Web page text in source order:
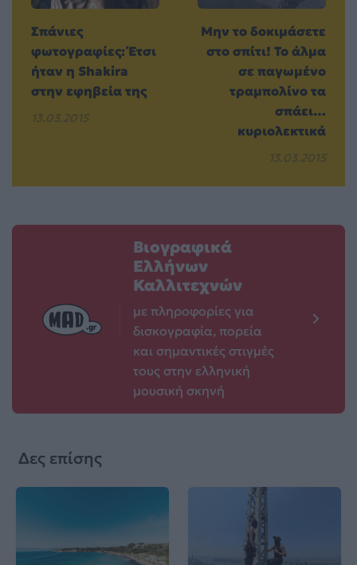
Σπάνιες
φωτογραφίες: Έτσι
ήταν η Shakira
στην εφηβεία της
13.03.2015
Μην το δοκιμάσετε
στο σπίτι! Το άλμα
σε παγωμένο
τραμπολίνο τα
σπάει…
κυριολεκτικά
13.03.2015
Βιογραφικά
Ελλήνων
Καλλιτεχνών
με πληροφορίες για
δισκογραφία, πορεία
και σημαντικές στιγμές
τους στην ελληνική
μουσική σκηνή
Δες επίσης